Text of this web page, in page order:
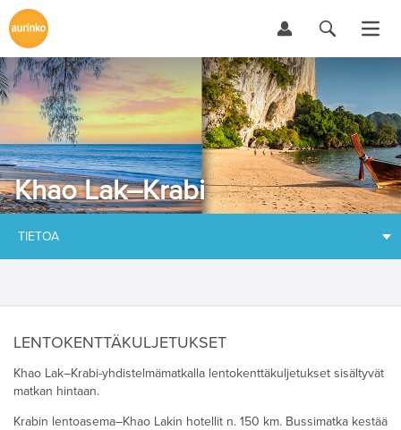
Khao Lak–Krabi
TIETOA
LENTOKENTTÄKULJETUKSET
Khao Lak–Krabi-yhdistelmämatkalla lentokenttäkuljetukset sisältyvät
matkan hintaan.
Krabin lentoasema–Khao Lakin hotellit n. 150 km. Bussimatka kestää